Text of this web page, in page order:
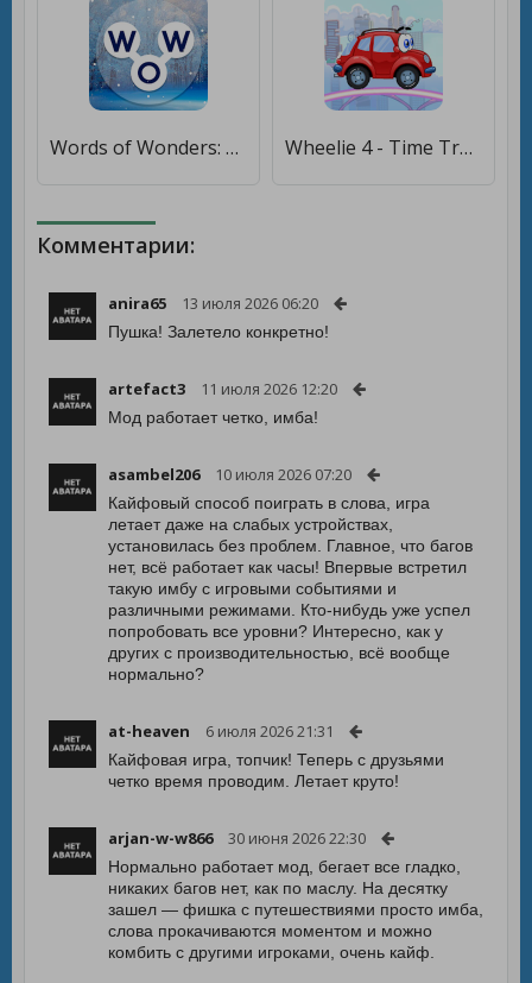
Words of Wonders: Соединялки Слова Кроссворд [Много денег] Wheelie 4 - Time Travel [Бесплатные покупки]
Комментарии:
anira65 13 июля 2026 06:20
Пушка! Залетело конкретно!
artefact3 11 июля 2026 12:20
Мод работает четко, имба!
asambel206 10 июля 2026 07:20
Кайфовый способ поиграть в слова, игра
летает даже на слабых устройствах,
установилась без проблем. Главное, что багов
нет, всё работает как часы! Впервые встретил
такую имбу с игровыми событиями и
различными режимами. Кто-нибудь уже успел
попробовать все уровни? Интересно, как у
других с производительностью, всё вообще
нормально?
at-heaven 6 июля 2026 21:31
Кайфовая игра, топчик! Теперь с друзьями
четко время проводим. Летает круто!
arjan-w-w866 30 июня 2026 22:30
Нормально работает мод, бегает все гладко,
никаких багов нет, как по маслу. На десятку
зашел — фишка с путешествиями просто имба,
слова прокачиваются моментом и можно
комбить с другими игроками, очень кайф.